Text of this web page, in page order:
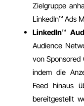
Zielgruppe
LinkedIn™️ Ads
LinkedIn™️
Audience
von
indem die
Feed hinaus
bereitgestellt